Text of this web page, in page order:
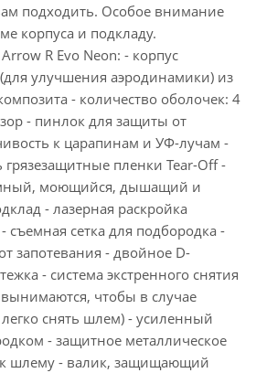
подходить. Особое внимание
корпуса и подкладу.
R Evo Neon: - корпус
улучшения аэродинамики) из
- количество оболочек: 4
- пинлок для защиты от
к царапинам и УФ-лучам -
пленки Tear-Off -
моющийся, дышащий и
- лазерная раскройка
съемная сетка для подбородка -
запотевания - двойное D-
- система экстренного снятия
чтобы в случае
снять шлем) - усиленный
- защитное металлическое
шлему - валик, защищающий